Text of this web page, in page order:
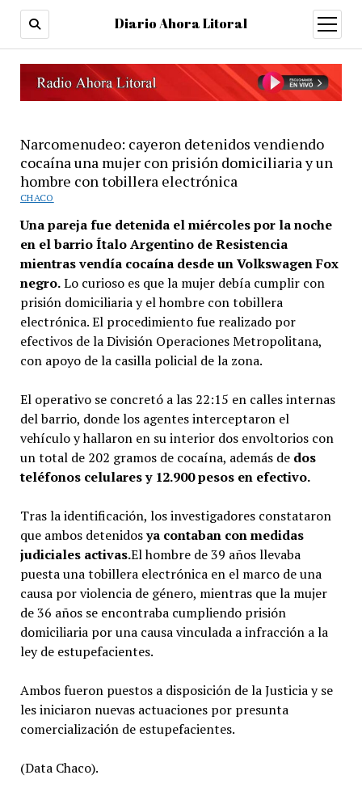
Diario Ahora Litoral
open
menu
Narcomenudeo: cayeron detenidos vendiendo
cocaína una mujer con prisión domiciliaria y un
hombre con tobillera electrónica
CHACO
Una pareja fue detenida el miércoles por la noche
en el barrio Ítalo Argentino de Resistencia
mientras vendía cocaína desde un Volkswagen Fox
negro.Lo curioso es que la mujer debía cumplir con
prisión domiciliaria y el hombre con tobillera
electrónica. El procedimiento fue realizado por
efectivos de la División Operaciones Metropolitana,
con apoyo de la casilla policial de la zona.
El operativo se concretó a las 22:15 en calles internas
del barrio, donde los agentes interceptaron el
vehículo y hallaron en su interior dos envoltorios con
un total de 202 gramos de cocaína, además de dos
teléfonos celulares y 12.900 pesos en efectivo.
Tras la identificación, los investigadores constataron
que ambos detenidosya contaban con medidas
judiciales activas.El hombre de 39 años llevaba
puesta una tobillera electrónica en el marco de una
causa por violencia de género, mientras que la mujer
de 36 años se encontraba cumpliendo prisión
domiciliaria por una causa vinculada a infracción a la
ley de estupefacientes.
Ambos fueron puestos a disposición de la Justicia y se
les iniciaron nuevas actuaciones por presunta
comercialización de estupefacientes.
(Data Chaco).